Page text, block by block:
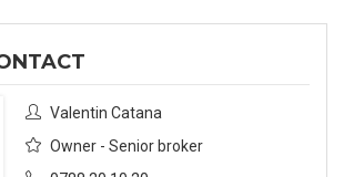
Valentin Catana
Owner - Senior broker